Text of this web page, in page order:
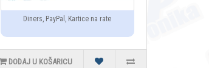
Diners, PayPal, Kartice na rate
DODAJ U KOŠARICU